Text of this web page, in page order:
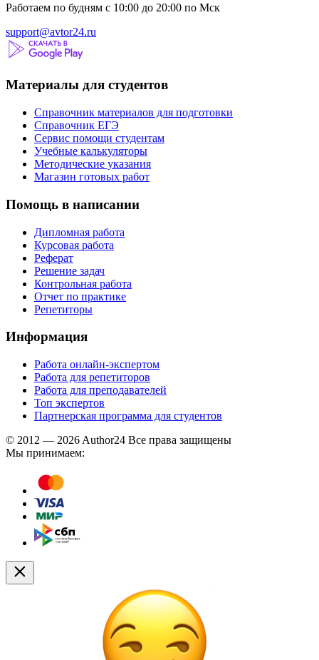
Работаем по будням с 10:00 до 20:00 по Мск
support@avtor24.ru
Материалы для студентов
Справочник материалов для подготовки
Справочник ЕГЭ
Сервис помощи студентам
Учебные калькуляторы
Методические указания
Магазин готовых работ
Помощь в написании
Дипломная работа
Курсовая работа
Реферат
Решение задач
Контрольная работа
Отчет по практике
Репетиторы
Информация
Работа онлайн-экспертом
Работа для репетиторов
Работа для преподавателей
Топ экспертов
Партнерская программа для студентов
© 2012 — 2026 Author24 Все права защищены
Мы принимаем: